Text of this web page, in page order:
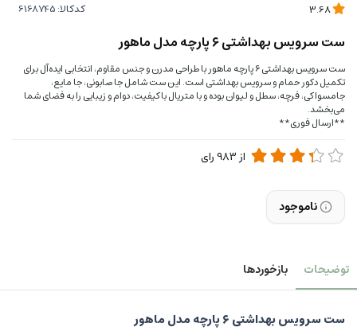
کدکالا:
ست سرویس بهداشتی ۶ پارچه مدل ماهور
ست سرویس بهداشتی ۶ پارچه ماهور با طراحی مدرن و جنس مقاوم، انتخابی ایده‌آل برای
تکمیل دکور حمام و سرویس بهداشتی است. این ست شامل جا صابونی، جا مایع،
جامسواکی، فرچه، سطل و لیوان بوده و با متریال باکیفیت، دوام و زیبایی را به فضای شما
می‌بخشد.
**ارسال فوری**
از 983رای
ناموجود
توضیحات بازخوردها
ست سرویس بهداشتی ۶ پارچه مدل ماهور